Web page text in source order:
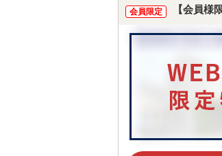
会員限定 【会員様